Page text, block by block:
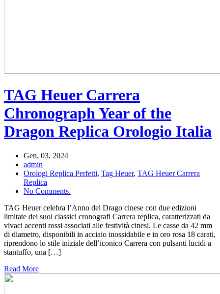
TAG Heuer Carrera
Chronograph Year of the
Dragon Replica Orologio Italia
Gen, 03, 2024
admin
Orologi Replica Perfetti, Tag Heuer, TAG Heuer Carrera
Replica
No Comments.
TAG Heuer celebra l’Anno del Drago cinese con due edizioni
limitate dei suoi classici cronografi Carrera replica, caratterizzati da
vivaci accenti rossi associati alle festività cinesi. Le casse da 42 mm
di diametro, disponibili in acciaio inossidabile e in oro rosa 18 carati,
riprendono lo stile iniziale dell’iconico Carrera con pulsanti lucidi a
stantuffo, una […]
Read More